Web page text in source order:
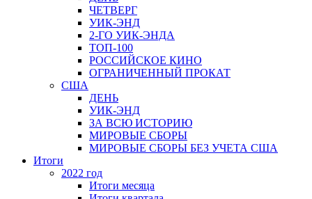
ЧЕТВЕРГ
УИК-ЭНД
2-ГО УИК-ЭНДА
ТОП-100
РОССИЙСКОЕ КИНО
ОГРАНИЧЕННЫЙ ПРОКАТ
США
ДЕНЬ
УИК-ЭНД
ЗА ВСЮ ИСТОРИЮ
МИРОВЫЕ СБОРЫ
МИРОВЫЕ СБОРЫ БЕЗ УЧЕТА США
Итоги
2022 год
Итоги месяца